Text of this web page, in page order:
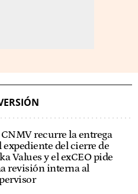
CNMV recurre la entrega
expediente del cierre de
Values y el exCEO pide
revisión interna al